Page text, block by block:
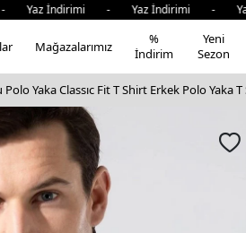
İndirimi - Yaz İndirimi -
Mağazalarımız
%
İndirim
Yeni
Sezon
Yaka Classıc Fit T Shirt Erkek Polo Yaka